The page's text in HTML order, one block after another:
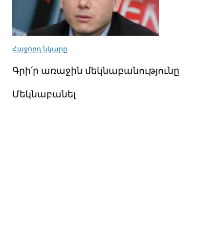
Հաջորդ նկարը
Գրի՛ր առաջին մեկնաբանությունը
Մեկնաբանել